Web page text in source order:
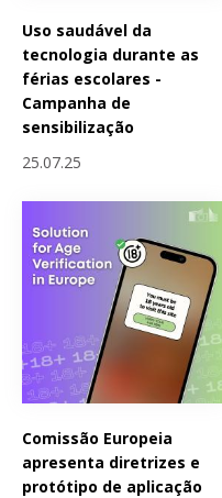
Uso saudável da
tecnologia durante as
férias escolares -
Campanha de
sensibilização
25.07.25
Comissão Europeia
apresenta diretrizes e
protótipo de aplicação